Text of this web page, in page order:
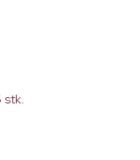
stk.